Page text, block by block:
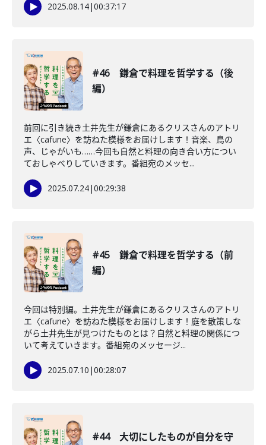
2025.08.14|00:37:17
#46 鎌倉で料理を哲学する（後
編）
前回に引き続き土井先生が鎌倉にあるクリスさんのアトリ
エ〈cafune〉を訪ねた模様をお届けします！音楽、鳥の
声、じゃがいも……今回も自然と料理の向き合い方につい
ておしゃべりしていきます。番組宛のメッセ...
2025.07.24|00:29:38
#45 鎌倉で料理を哲学する（前
編）
今回は特別編。土井先生が鎌倉にあるクリスさんのアトリ
エ〈cafune〉を訪ねた模様をお届けします！庭を散策しな
がら土井先生が見つけたものとは？自然と料理の関係につ
いて考えていきます。番組宛のメッセージ...
2025.07.10 |00:28:07
#44 大切にしたものが自分を守